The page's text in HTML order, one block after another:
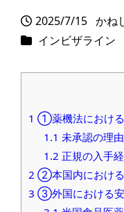
投稿日
2025/7/15
著
者
かね
カテゴリー
インビザライン
1 ①薬機法における
1.1 未承認の理由
1.2 正規の入手
2 ②本国内における
3 ③外国における安